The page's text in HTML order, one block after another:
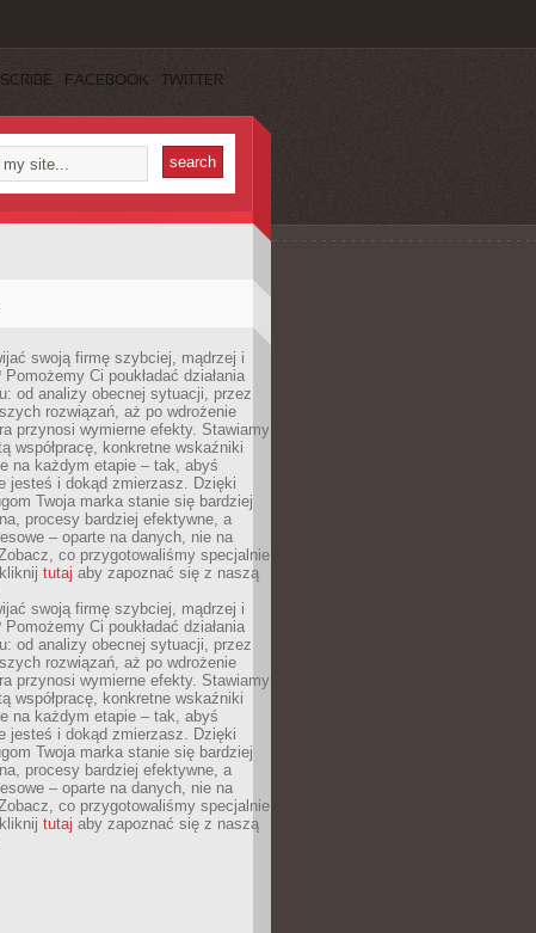
FACEBOOK TWITTER
swoją firmę szybciej, mądrzej i
Pomożemy Ci poukładać działania
od analizy obecnej sytuacji, przez
rozwiązań, aż po wdrożenie
przynosi wymierne efekty. Stawiamy
współpracę, konkretne wskaźniki
na każdym etapie – tak, abyś
jesteś i dokąd zmierzasz. Dzięki
Twoja marka stanie się bardziej
procesy bardziej efektywne, a
– oparte na danych, nie na
co przygotowaliśmy specjalnie
tutaj aby zapoznać się z naszą
swoją firmę szybciej, mądrzej i
Pomożemy Ci poukładać działania
od analizy obecnej sytuacji, przez
rozwiązań, aż po wdrożenie
przynosi wymierne efekty. Stawiamy
współpracę, konkretne wskaźniki
na każdym etapie – tak, abyś
jesteś i dokąd zmierzasz. Dzięki
Twoja marka stanie się bardziej
procesy bardziej efektywne, a
– oparte na danych, nie na
co przygotowaliśmy specjalnie
tutaj aby zapoznać się z naszą